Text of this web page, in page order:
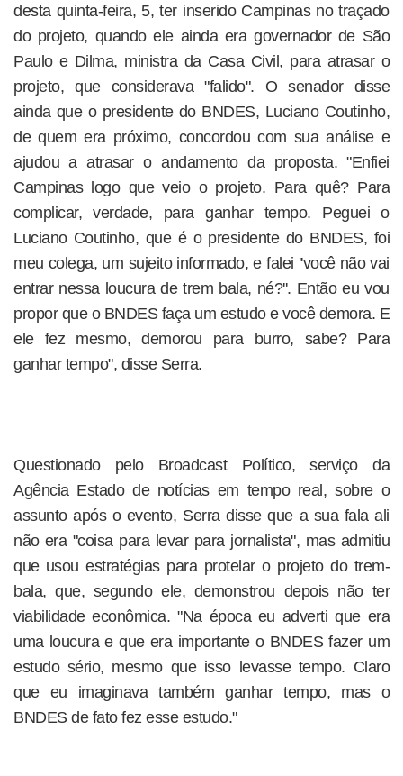
desta quinta-feira, 5, ter inserido Campinas no traçado
do projeto, quando ele ainda era governador de São
Paulo e Dilma, ministra da Casa Civil, para atrasar o
projeto, que considerava "falido". O senador disse
ainda que o presidente do BNDES, Luciano Coutinho,
de quem era próximo, concordou com sua análise e
ajudou a atrasar o andamento da proposta. "Enfiei
Campinas logo que veio o projeto. Para quê? Para
complicar, verdade, para ganhar tempo. Peguei o
Luciano Coutinho, que é o presidente do BNDES, foi
meu colega, um sujeito informado, e falei ''você não vai
entrar nessa loucura de trem bala, né?''. Então eu vou
propor que o BNDES faça um estudo e você demora. E
ele fez mesmo, demorou para burro, sabe? Para
ganhar tempo", disse Serra.
Questionado pelo Broadcast Político, serviço da
Agência Estado de notícias em tempo real, sobre o
assunto após o evento, Serra disse que a sua fala ali
não era "coisa para levar para jornalista", mas admitiu
que usou estratégias para protelar o projeto do trem-
bala, que, segundo ele, demonstrou depois não ter
viabilidade econômica. "Na época eu adverti que era
uma loucura e que era importante o BNDES fazer um
estudo sério, mesmo que isso levasse tempo. Claro
que eu imaginava também ganhar tempo, mas o
BNDES de fato fez esse estudo."